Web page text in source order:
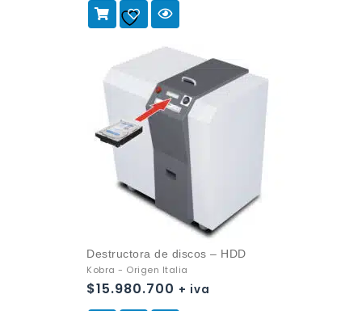
Destructora de discos – HDD
Kobra - Origen Italia
$15.980.700 + iva